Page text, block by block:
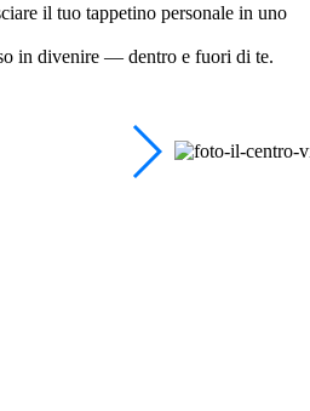
il tuo tappetino personale in uno
in divenire — dentro e fuori di te.